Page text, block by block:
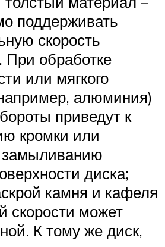
поддерживать
скорость
обработке
или мягкого
алюминия)
приведут к
кромки или
диска;
камня и кафеля
скорости может
К тому же диск,